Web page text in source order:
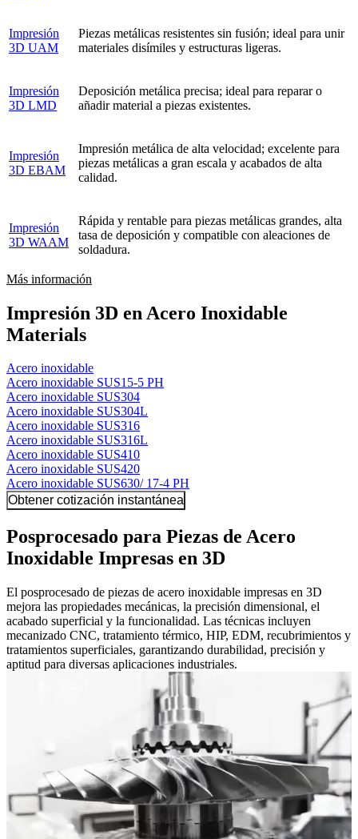
Impresión
3D UAM
Piezas metálicas resistentes sin fusión; ideal para unir
materiales disímiles y estructuras ligeras.
Impresión
3D LMD
Deposición metálica precisa; ideal para reparar o
añadir material a piezas existentes.
Impresión
3D EBAM
Impresión metálica de alta velocidad; excelente para
piezas metálicas a gran escala y acabados de alta
calidad.
Impresión
3D WAAM
Rápida y rentable para piezas metálicas grandes, alta
tasa de deposición y compatible con aleaciones de
soldadura.
Más información
Impresión 3D en Acero Inoxidable
Materials
Acero inoxidable
Acero inoxidable SUS15-5 PH
Acero inoxidable SUS304
Acero inoxidable SUS304L
Acero inoxidable SUS316
Acero inoxidable SUS316L
Acero inoxidable SUS410
Acero inoxidable SUS420
Acero inoxidable SUS630/ 17-4 PH
Obtener cotización instantánea
Posprocesado para Piezas de Acero
Inoxidable Impresas en 3D
El posprocesado de piezas de acero inoxidable impresas en 3D
mejora las propiedades mecánicas, la precisión dimensional, el
acabado superficial y la funcionalidad. Las técnicas incluyen
mecanizado CNC, tratamiento térmico, HIP, EDM, recubrimientos y
tratamientos superficiales, garantizando durabilidad, precisión y
aptitud para diversas aplicaciones industriales.